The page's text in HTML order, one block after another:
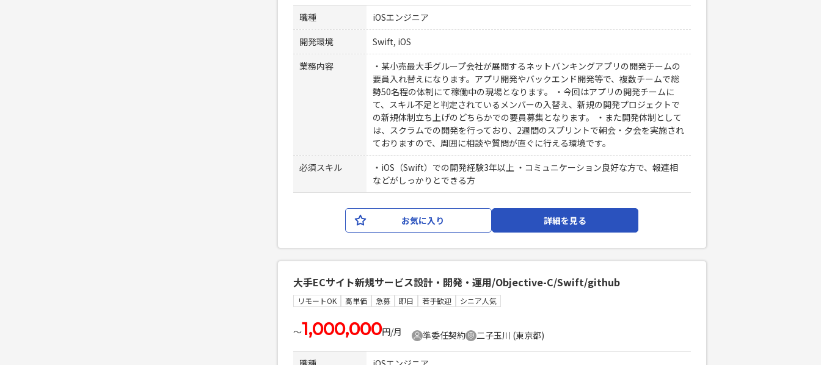
職種
iOSエンジニア
開発環境
Swift, iOS
業務内容
・某小売最大手グループ会社が展開するネットバンキングアプリの開発チームの
要員入れ替えになります。アプリ開発やバックエンド開発等で、複数チームで総
勢50名程の体制にて稼働中の現場となります。 ・今回はアプリの開発チームに
て、スキル不足と判定されているメンバーの入替え、新規の開発プロジェクトで
の新規体制立ち上げのどちらかでの要員募集となります。 ・また開発体制として
は、スクラムでの開発を行っており、2週間のスプリントで朝会・夕会を実施され
ておりますので、周囲に相談や質問が直ぐに行える環境です。
必須スキル
・iOS（Swift）での開発経験3年以上 ・コミュニケーション良好な方で、報連相
などがしっかりとできる方
お気に入り 詳細を見る
大手ECサイト新規サービス設計・開発・運用/Objective-C/Swift/github
リモートOK 高単価 急募 即日 若手歓迎 シニア人気
〜1,000,000円/月 準委任契約 二子玉川 (東京都)